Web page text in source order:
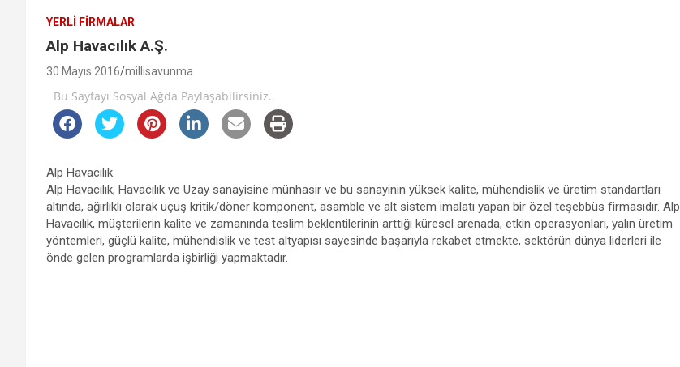
YERLI FIRMALAR
Alp Havacılık A.Ş.
30 Mayıs 2016 millisavunma
Bu Sayfayı Sosyal Ağda Paylaşabilirsiniz..
Alp Havacılık
Alp Havacılık, Havacılık ve Uzay sanayisine münhasır ve bu sanayinin yüksek kalite, mühendislik ve üretim standartları
altında, ağırlıklı olarak uçuş kritik/döner komponent, asamble ve alt sistem imalatı yapan bir özel teşebbüs firmasıdır. Alp
Havacılık, müşterilerin kalite ve zamanında teslim beklentilerinin arttığı küresel arenada, etkin operasyonları, yalın üretim
yöntemleri, güçlü kalite, mühendislik ve test altyapısı sayesinde başarıyla rekabet etmekte, sektörün dünya liderleri ile
önde gelen programlarda işbirliği yapmaktadır.